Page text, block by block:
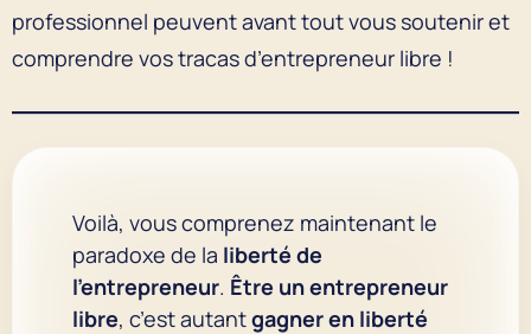
professionnel peuvent avant tout vous soutenir et
comprendre vos tracas d’entrepreneur libre !
Voilà, vous comprenez maintenant le
paradoxe de la liberté de
l’entrepreneur. Être un entrepreneur
libre, c’est autantgagner en liberté